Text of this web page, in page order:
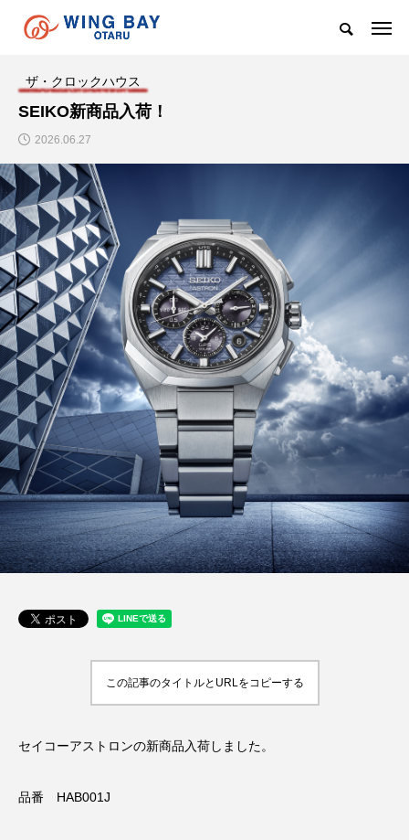
ザ・クロックハウス
SEIKO新商品入荷！
2026.06.27
この記事のタイトルとURLをコピーする
セイコーアストロンの新商品入荷しました。
品番 HAB001J